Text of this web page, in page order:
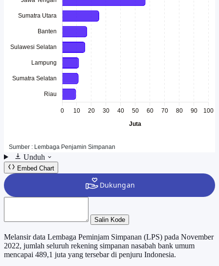
Unduh
Embed Chart
Salin Kode
Melansir data Lembaga Peminjam Simpanan (LPS) pada November
2022, jumlah seluruh rekening simpanan nasabah bank umum
mencapai 489,1 juta yang tersebar di penjuru Indonesia.